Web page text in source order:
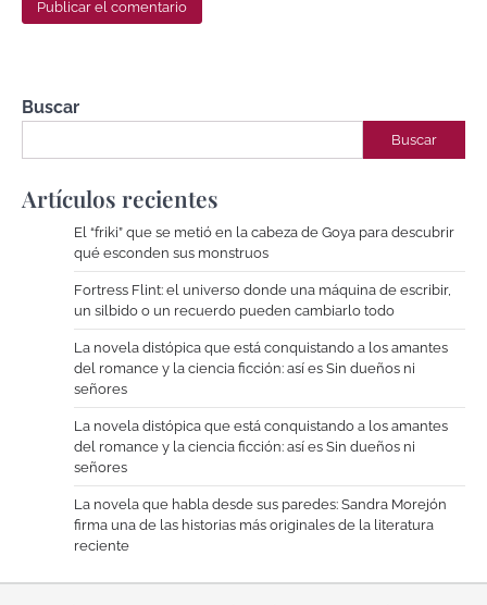
Buscar
Buscar
Artículos recientes
El “friki” que se metió en la cabeza de Goya para descubrir
qué esconden sus monstruos
Fortress Flint: el universo donde una máquina de escribir,
un silbido o un recuerdo pueden cambiarlo todo
La novela distópica que está conquistando a los amantes
del romance y la ciencia ficción: así es Sin dueños ni
señores
La novela distópica que está conquistando a los amantes
del romance y la ciencia ficción: así es Sin dueños ni
señores
La novela que habla desde sus paredes: Sandra Morejón
firma una de las historias más originales de la literatura
reciente